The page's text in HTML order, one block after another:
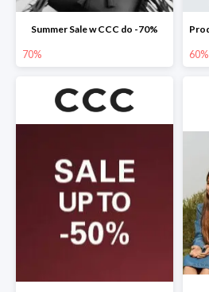
Summer Sale w CCC do -70%
70% 60%